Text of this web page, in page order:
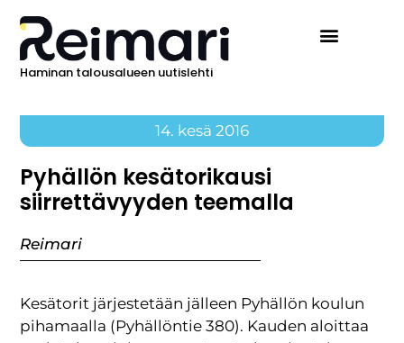
Haminan talousalueen uutislehti
14. kesä 2016
Pyhällön kesätorikausi
siirrettävyyden teemalla
Reimari
Kesätorit järjestetään jälleen Pyhällön koulun
pihamaalla (Pyhällöntie 380). Kauden aloittaa